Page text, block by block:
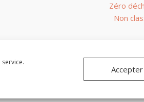
Zéro
Non
© 2026 Les Créateurs de Vendée -